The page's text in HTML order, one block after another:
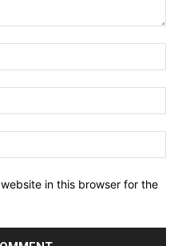
in this browser for the